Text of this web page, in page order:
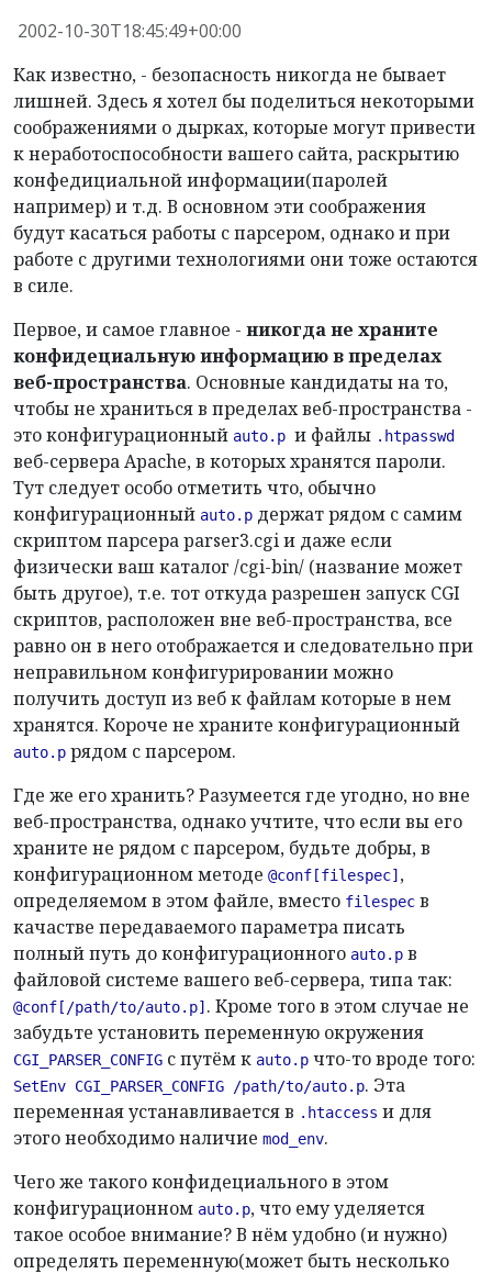
2002-10-30T18:45:49+00:00
Как известно, - безопасность никогда не бывает
лишней. Здесь я хотел бы поделиться некоторыми
соображениями о дырках, которые могут привести
к неработоспособности вашего сайта, раскрытию
конфедициальной информации(паролей
например) и т.д. В основном эти соображения
будут касаться работы с парсером, однако и при
работе с другими технологиями они тоже остаются
в силе.
Первое, и самое главное - никогда не храните
конфидециальную информацию в пределах
веб-пространства. Основные кандидаты на то,
чтобы не храниться в пределах веб-пространства -
это конфигурационный auto.p и файлы .htpasswd
веб-сервера Apache, в которых хранятся пароли.
Тут следует особо отметить что, обычно
конфигурационный auto.p держат рядом с самим
скриптом парсера parser3.cgi и даже если
физически ваш каталог /cgi-bin/ (название может
быть другое), т.е. тот откуда разрешен запуск CGI
скриптов, расположен вне веб-пространства, все
равно он в него отображается и следовательно при
неправильном конфигурировании можно
получить доступ из веб к файлам которые в нем
хранятся. Короче не храните конфигурационный
auto.p рядом с парсером.
Где же его хранить? Разумеется где угодно, но вне
веб-пространства, однако учтите, что если вы его
храните не рядом с парсером, будьте добры, в
конфигурационном методе @conf[filespec] ,
определяемом в этом файле, вместо filespec в
качастве передаваемого параметра писать
полный путь до конфигурационного auto.p в
файловой системе вашего веб-сервера, типа так:
@conf[/path/to/auto.p] . Кроме того в этом случае не
забудьте установить переменную окружения
CGI_PARSER_CONFIG с путём к auto.p что-то вроде того:
SetEnv CGI_PARSER_CONFIG /path/to/auto.p. Эта
переменная устанавливается в .htaccess и для
этого необходимо наличие mod_env.
Чего же такого конфидециального в этом
конфигурационном auto.p, что ему уделяется
такое особое внимание? В нём удобно (и нужно)
определять переменную(может быть несколько